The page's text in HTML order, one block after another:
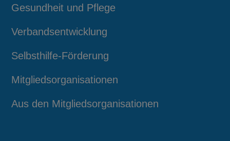
Gesundheit und Pflege
Verbandsentwicklung
Selbsthilfe-Förderung
Mitgliedsorganisationen
Aus den Mitgliedsorganisationen